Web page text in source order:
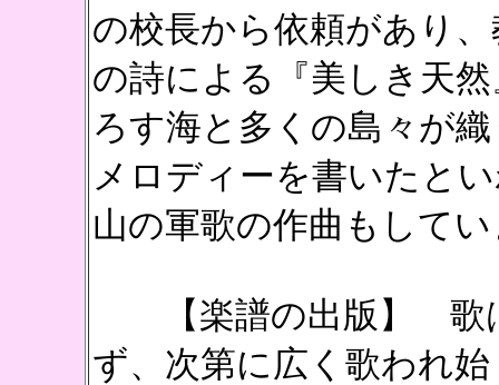
の校長から依頼があり
の詩による『美しき天
ろす海と多くの島々が
メロディーを書いたと
山の軍歌の作曲もして
【楽譜の出版 】 歌
ず、次第に広く歌われ